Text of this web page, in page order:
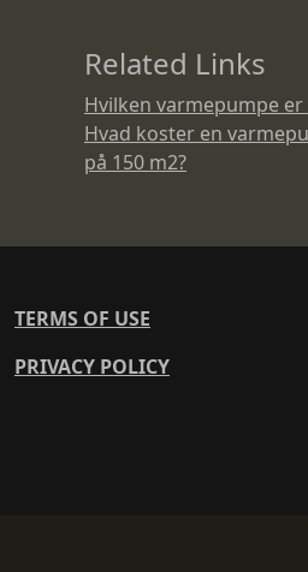
Related Links
Hvilken varmepumpe
Hvad koster en
på 150 m2?
TERMS OF USE
PRIVACY POLICY